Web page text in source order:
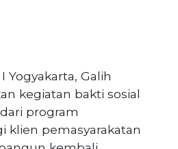
Yogyakarta, Galih
kegiatan bakti sosial
program
klien pemasyarakatan